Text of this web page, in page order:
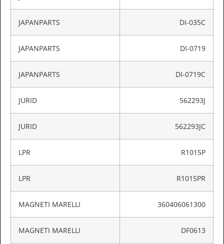
JAPANPARTS DI-035C
JAPANPARTS DI-0719
JAPANPARTS DI-0719C
JURID 562293J
JURID 562293JC
LPR R1015P
LPR R1015PR
MAGNETI MARELLI 360406061300
MAGNETI MARELLI DF0613